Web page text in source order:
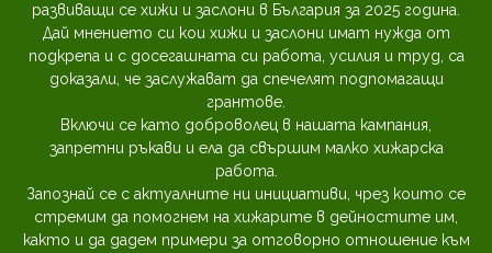
развиващи се хижи и заслони в България за 2025 година.
Дай мнението си кои хижи и заслони имат нужда от
подкрепа и с досегашната си работа, усилия и труд, са
доказали, че заслужават да спечелят подпомагащи
грантове.
Включи се като доброволец в нашата кампания,
запретни ръкави и ела да свършим малко хижарска
работа.
Запознай се с актуалните ни инициативи, чрез които се
стремим да помогнем на хижарите в дейностите им,
както и да дадем примери за отговорно отношение към